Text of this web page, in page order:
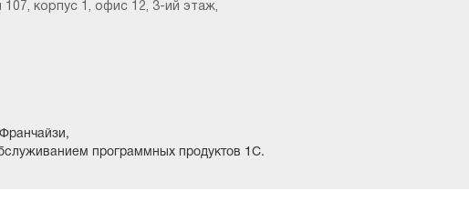
және түсуін бақылауға мүмкіндік береді. Ұқсас есеп сатудың ішкі
корпус 1, офис 12, 3-ий этаж,
программных продуктов 1С.